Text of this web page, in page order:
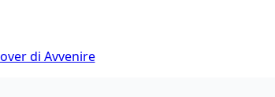
di Avvenire